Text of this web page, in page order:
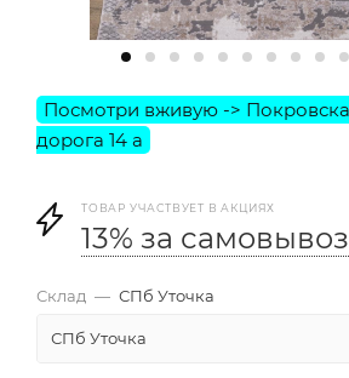
ТОВАР УЧАСТВУЕТ В АКЦИЯХ
13% за самовывоз
Склад — СПб Уточка
СПб Уточка